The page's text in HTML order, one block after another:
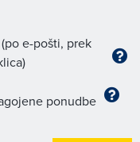
e-pošti, prek
ponudbe